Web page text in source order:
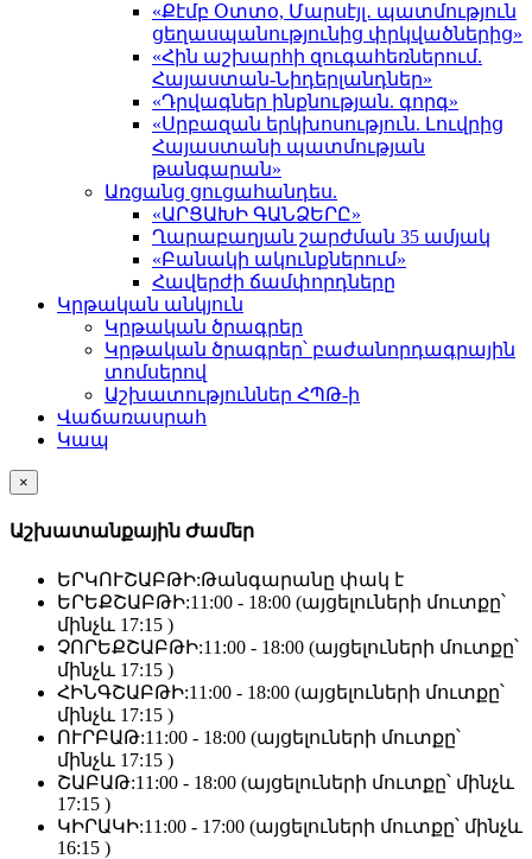
«Քէմբ Օտտօ, Մարսէյլ․ պատմություն
ցեղասպանությունից փրկվածներից»
«Հին աշխարհի զուգահեռներում.
Հայաստան-Նիդերլանդներ»
«Դրվագներ ինքնության. գորգ»
«Սրբազան երկխոսություն. Լուվրից
Հայաստանի պատմության
թանգարան»
Առցանց ցուցահանդես.
«ԱՐՑԱԽԻ ԳԱՆՁԵՐԸ»
Ղարաբաղյան շարժման 35 ամյակ
«Բանակի ակունքներում»
Հավերժի ճամփորդները
Կրթական անկյուն
Կրթական ծրագրեր
Կրթական ծրագրեր՝ բաժանորդագրային
տոմսերով
Աշխատություններ ՀՊԹ-ի
Վաճառասրահ
Կապ
×
Աշխատանքային Ժամեր
ԵՐԿՈՒՇԱԲԹԻ:Թանգարանը փակ է
ԵՐԵՔՇԱԲԹԻ:11:00 - 18:00 (այցելուների մուտքը՝
մինչև 17:15 )
ՉՈՐԵՔՇԱԲԹԻ:11:00 - 18:00 (այցելուների մուտքը՝
մինչև 17:15 )
ՀԻՆԳՇԱԲԹԻ:11:00 - 18:00 (այցելուների մուտքը՝
մինչև 17:15 )
ՈՒՐԲԱԹ:11:00 - 18:00 (այցելուների մուտքը՝
մինչև 17:15 )
ՇԱԲԱԹ:11:00 - 18:00 (այցելուների մուտքը՝ մինչև
17:15 )
ԿԻՐԱԿԻ:11:00 - 17:00 (այցելուների մուտքը՝ մինչև
16:15 )